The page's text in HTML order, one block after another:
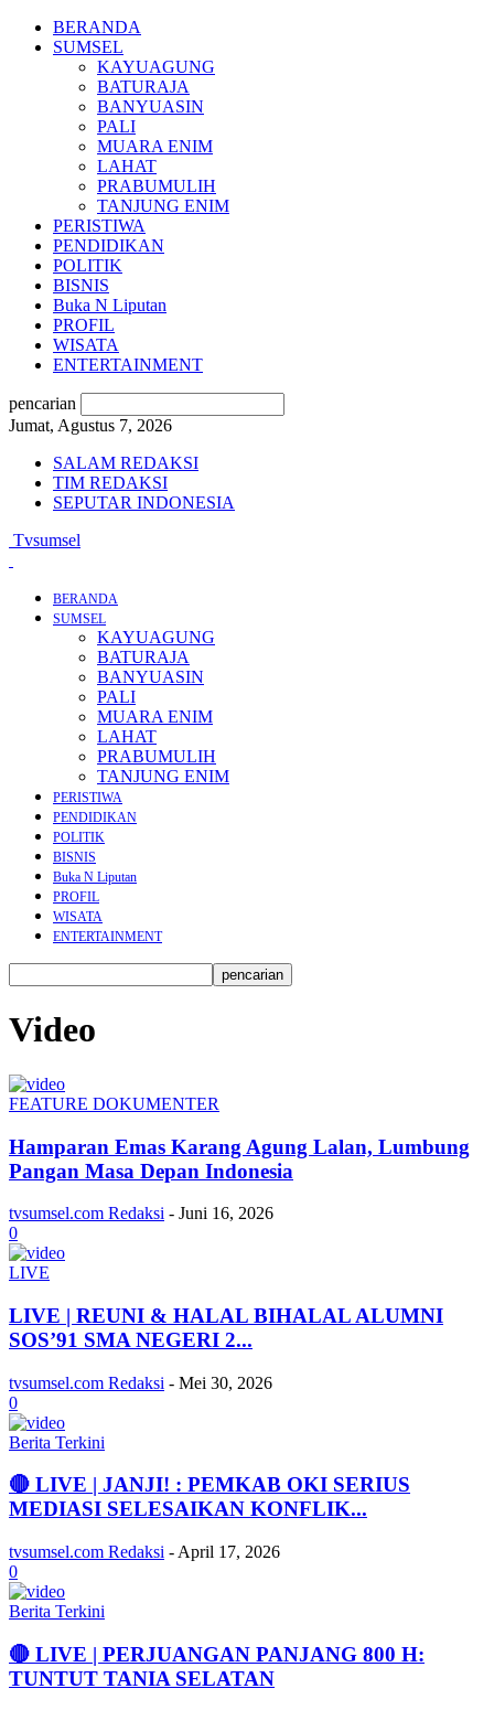
BERANDA
SUMSEL
KAYUAGUNG
BATURAJA
BANYUASIN
PALI
MUARA ENIM
LAHAT
PRABUMULIH
TANJUNG ENIM
PERISTIWA
PENDIDIKAN
POLITIK
BISNIS
Buka N Liputan
PROFIL
WISATA
ENTERTAINMENT
pencarian
Jumat, Agustus 7, 2026
SALAM REDAKSI
TIM REDAKSI
SEPUTAR INDONESIA
Tvsumsel
BERANDA
SUMSEL
KAYUAGUNG
BATURAJA
BANYUASIN
PALI
MUARA ENIM
LAHAT
PRABUMULIH
TANJUNG ENIM
PERISTIWA
PENDIDIKAN
POLITIK
BISNIS
Buka N Liputan
PROFIL
WISATA
ENTERTAINMENT
Video
FEATURE DOKUMENTER
Hamparan Emas Karang Agung Lalan, Lumbung
Pangan Masa Depan Indonesia
tvsumsel.com Redaksi - Juni 16, 2026
0
LIVE
LIVE | REUNI & HALAL BIHALAL ALUMNI
SOS’91 SMA NEGERI 2...
tvsumsel.com Redaksi - Mei 30, 2026
0
Berita Terkini
🔴 LIVE | JANJI! : PEMKAB OKI SERIUS
MEDIASI SELESAIKAN KONFLIK...
tvsumsel.com Redaksi - April 17, 2026
0
Berita Terkini
🔴 LIVE | PERJUANGAN PANJANG 800 H:
TUNTUT TANIA SELATAN